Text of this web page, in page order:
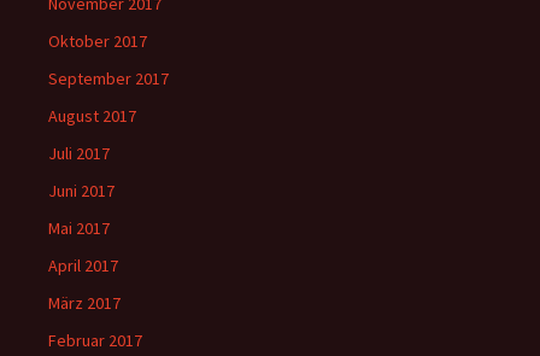
Oktober 2017
September 2017
August 2017
Juli 2017
Juni 2017
Mai 2017
April 2017
März 2017
Februar 2017